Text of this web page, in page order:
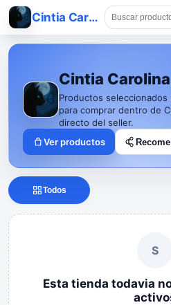
Cintia Carolina Moyano
Cintia
Productos seleccionados
para comprar dentro de
directo del seller.
Ver productos
Todos
S
Esta tienda todavia